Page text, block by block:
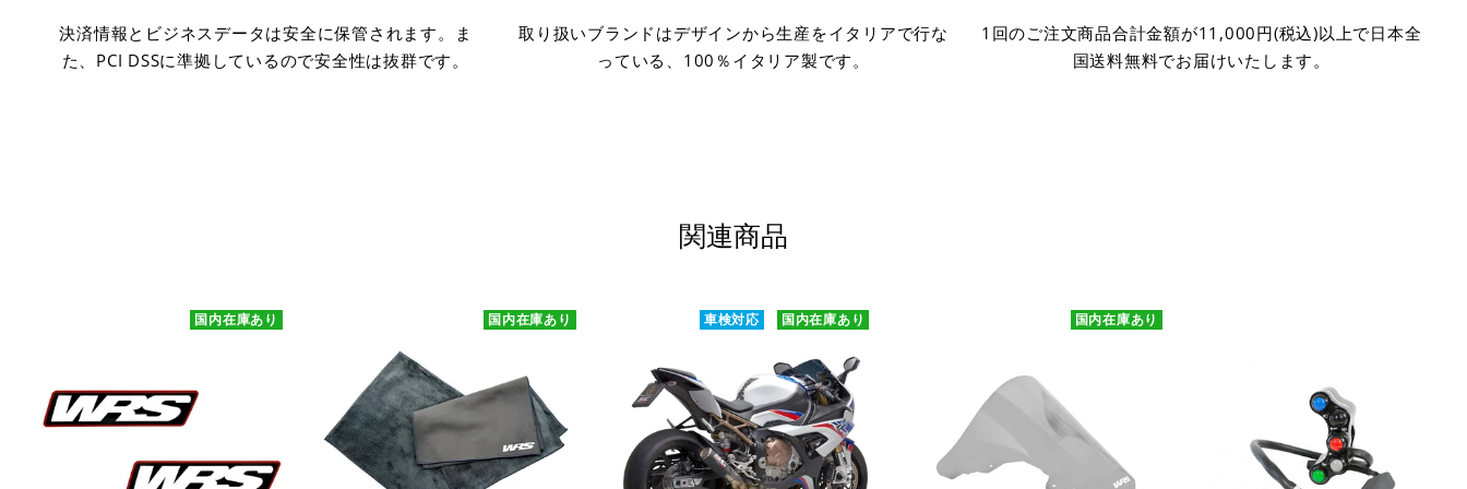
決済情報とビジネスデータは安全に保管されます。ま
た、PCI DSSに準拠しているので安全性は抜群です。
取り扱いブランドはデザインから生産をイタリアで行な
っている、100％イタリア製です。
1回のご注文商品合計金額が11,000円(税込)以上で日本全
国送料無料でお届けいたします。
関連商品
国内在庫あり 国内在庫あり 国内在庫あり
車検対応 国内在庫あり